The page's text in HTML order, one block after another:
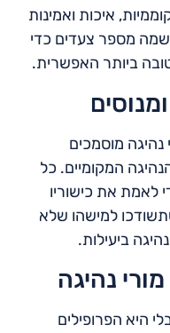
איכות ואמינות
מספר צעדים כדי
ביותר האפשרית.
מוסמכים
המקומיים. כל
לאמת את כישוריו
למישהו שלא
ביעילות.
נהיגה
היא הפרופילים